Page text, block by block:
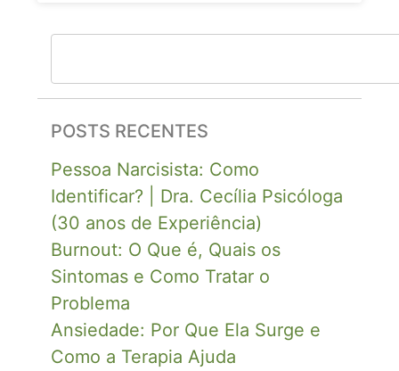
POSTS RECENTES
Pessoa Narcisista: Como
Identificar? | Dra. Cecília Psicóloga
(30 anos de Experiência)
Burnout: O Que é, Quais os
Sintomas e Como Tratar o
Problema
Ansiedade: Por Que Ela Surge e
Como a Terapia Ajuda